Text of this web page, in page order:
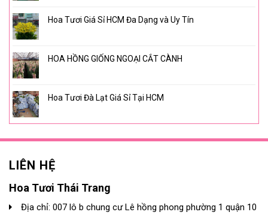
Hoa Tươi Giá Sỉ HCM Đa Dạng và Uy Tín
HOA HỒNG GIỐNG NGOẠI CẮT CÀNH
Hoa Tươi Đà Lạt Giá Sỉ Tại HCM
LIÊN HỆ
Hoa Tươi Thái Trang
Địa chỉ: 007 lô b chung cư Lê hồng phong phường 1 quận 10